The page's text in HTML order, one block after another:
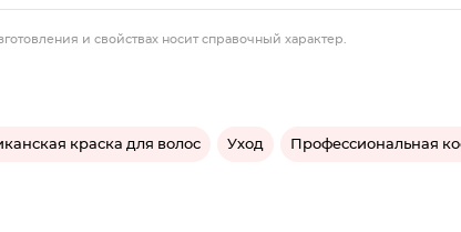
и свойствах носит справочный характер.
краска для волос Уход Профессиональная